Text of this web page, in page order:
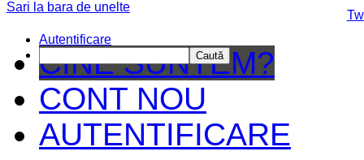
CINE SUNTEM?
CONT NOU
AUTENTIFICARE
Sari la bara de unelte
Autentificare
Caută